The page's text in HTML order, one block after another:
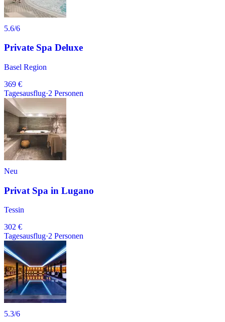
5.6/6
Private Spa Deluxe
Basel Region
369 €
Tagesausflug·2 Personen
Neu
Privat Spa in Lugano
Tessin
302 €
Tagesausflug·2 Personen
5.3/6